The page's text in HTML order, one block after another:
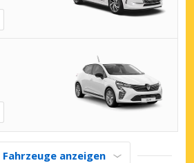
anzeigen